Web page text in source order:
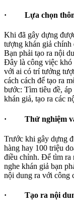
· Lựa chọn
Khi đã gây dựng
tượng khán giả chính
Bạn phải tạo ra nội
Đây là công việc khó
với ai có trí tưởng
cách cách để tạo ra
bước: Tìm tiêu đề,
khán giả, tạo ra các
· Thử nghiệm
Trước khi gây dựng
hàng hay 100 triệu
điều chỉnh. Để tìm ra
nghe khán giả bạn
nội dung ra với công
· Tạo ra nội